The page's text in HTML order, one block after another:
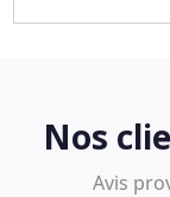
Nos
Avis